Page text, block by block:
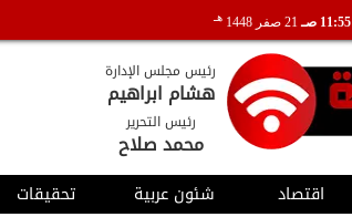
11:55 صـ 21 صفر 1448 هـ
رئيس مجلس الإدارة
هشام ابراهيم
رئيس التحرير
محمد صلاح
اقتصاد شئون عربية تحقيقات